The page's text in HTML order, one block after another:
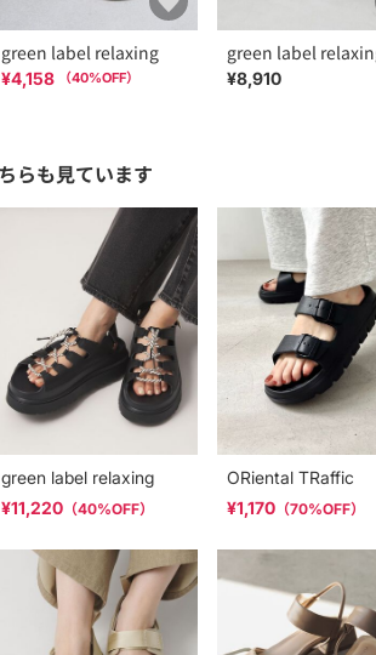
green label relaxing
¥4,158 （40%OFF）
green label
¥8,910